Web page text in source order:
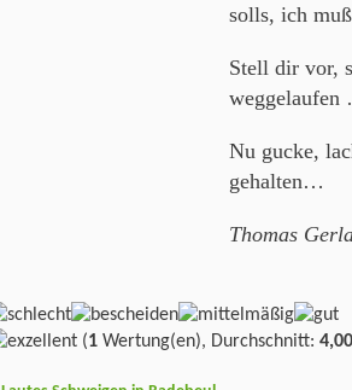
solls, ich
Stell dir vor,
weggelaufen
Nu gucke,
gehalten…
Thomas
(1 Wertung(en), Durchschnitt: 4,00